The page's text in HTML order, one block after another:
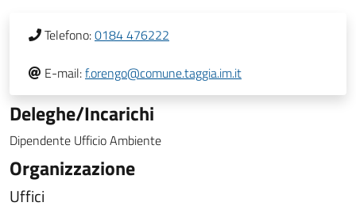
Telefono:0184 476222
E-mail:f.orengo@comune.taggia.im.it
Deleghe/Incarichi
Dipendente Ufficio Ambiente
Organizzazione
Uffici